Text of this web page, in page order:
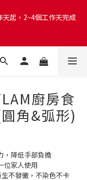
，官網操作可能受到影
成不便敬請見諒。
起，2~4個工作天完成
、8/13 14:30–15:00政
，官網操作可能受到影
成不便敬請見諒。
廚房食
角&弧形)
，降低手部負擔
位家人使用
不發黴，不染色不卡